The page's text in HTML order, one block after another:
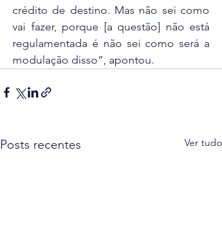
crédito de destino. Mas não sei como
vai fazer, porque [a questão] não está
regulamentada é não sei como será a
modulação disso”, apontou.
Posts recentes Ver tudo